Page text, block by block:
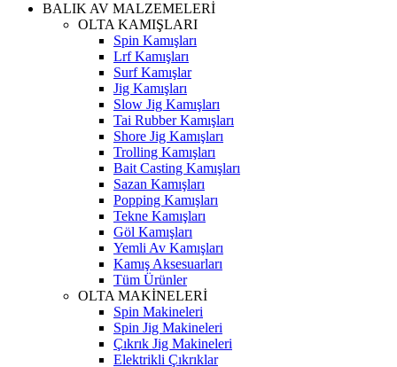
BALIK AV MALZEMELERİ
OLTA KAMIŞLARI
Spin Kamışları
Lrf Kamışları
Surf Kamışlar
Jig Kamışları
Slow Jig Kamışları
Tai Rubber Kamışları
Shore Jig Kamışları
Trolling Kamışları
Bait Casting Kamışları
Sazan Kamışları
Popping Kamışları
Tekne Kamışları
Göl Kamışları
Yemli Av Kamışları
Kamış Aksesuarları
Tüm Ürünler
OLTA MAKİNELERİ
Spin Makineleri
Spin Jig Makineleri
Çıkrık Jig Makineleri
Elektrikli Çıkrıklar